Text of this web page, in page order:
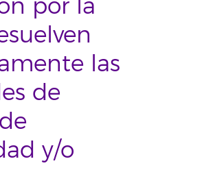
por la
las
de
y/o